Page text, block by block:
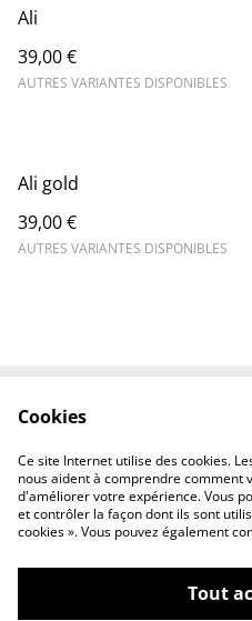
Ali
39,00 €
AUTRES VARIANTES DISPONIBLES
Ali gold
39,00 €
AUTRES VARIANTES DISPONIBLES
Politique de
confidentialité
Cookies
Ce site Internet utilise des cookies.
nous aident à comprendre comment
d'améliorer votre expérience. Vous
et contrôler la façon dont ils sont
cookies ». Vous pouvez également
Tout